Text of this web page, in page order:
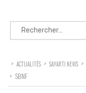
Rechercher :
> ACTUALITÉS > SAYARTI NEWS >
> SBNF